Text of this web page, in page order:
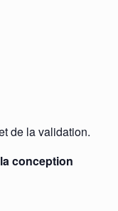
de la validation.
conception